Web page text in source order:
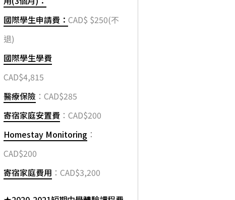
國際學生申請費： CAD$ $250(不
退)
國際學生學費
CAD$4,815
醫療保險 ：CAD$285
寄宿家庭安置費 ：CAD$200
Homestay Monitoring ：
CAD$200
寄宿家庭費用 ：CAD$3,200